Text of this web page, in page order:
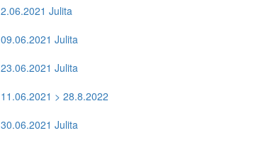
2.06.2021 Julita
09.06.2021 Julita
23.06.2021 Julita
11.06.2021 > 28.8.2022
30.06.2021 Julita